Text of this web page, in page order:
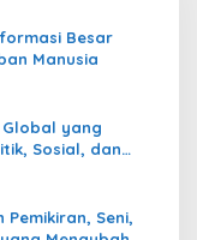
Besar
Manusia
Global yang
Sosial, dan
Pemikiran, Seni,